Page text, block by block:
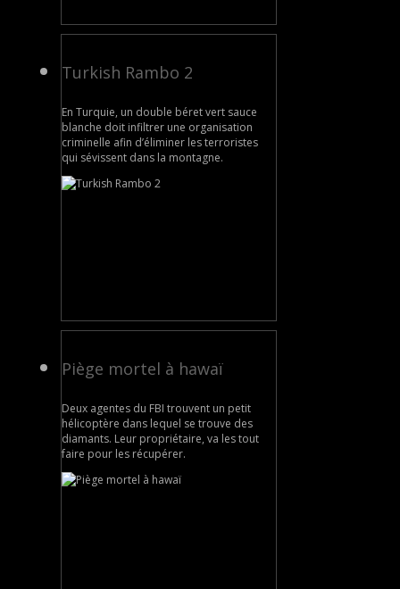
Turkish Rambo 2
En Turquie, un double béret vert sauce
blanche doit infiltrer une organisation
criminelle afin d’éliminer les terroristes
qui sévissent dans la montagne.
Piège mortel à hawaï
Deux agentes du FBI trouvent un petit
hélicoptère dans lequel se trouve des
diamants. Leur propriétaire, va les tout
faire pour les récupérer.